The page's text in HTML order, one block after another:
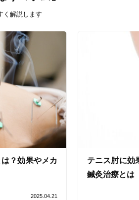
丁寧な説明
経験豊富なスタッフ在籍
トライアルコースあり
地域支援クーポン可
く解説します
？効果やメカ
2025.04.21
テニス肘に効
鍼灸治療とは